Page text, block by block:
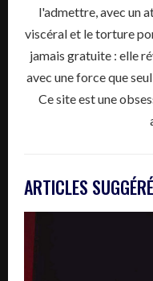
l'admettre, avec un
viscéral et le torture
jamais gratuite : elle
avec une force que
Ce site est une
ARTICLES